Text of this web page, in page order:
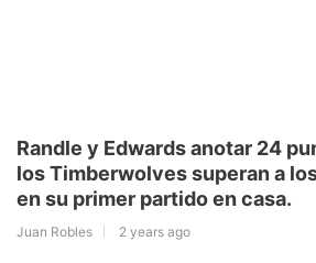
Randle y Edwards anotar 24
los Timberwolves superan a
en su primer partido en casa.
Juan Robles 2 years ago